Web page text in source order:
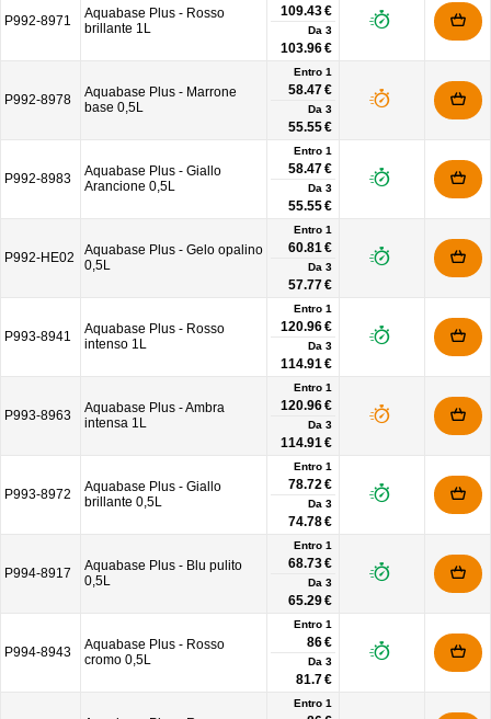
P992-8971
Aquabase Plus - Rosso
brillante 1L
109.43 €
Da 3
103.96 €
P992-8978
Aquabase Plus - Marrone
base 0,5L
Entro 1
58.47 €
Da 3
55.55 €
P992-8983
Aquabase Plus - Giallo
Arancione 0,5L
Entro 1
58.47 €
Da 3
55.55 €
P992-HE02
Aquabase Plus - Gelo opalino
0,5L
Entro 1
60.81 €
Da 3
57.77 €
P993-8941
Aquabase Plus - Rosso
intenso 1L
Entro 1
120.96 €
Da 3
114.91 €
P993-8963
Aquabase Plus - Ambra
intensa 1L
Entro 1
120.96 €
Da 3
114.91 €
P993-8972
Aquabase Plus - Giallo
brillante 0,5L
Entro 1
78.72 €
Da 3
74.78 €
P994-8917
Aquabase Plus - Blu pulito
0,5L
Entro 1
68.73 €
Da 3
65.29 €
P994-8943
Aquabase Plus - Rosso
cromo 0,5L
Entro 1
86 €
Da 3
81.7 €
Entro 1